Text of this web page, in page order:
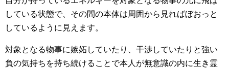
している状態で、その間の本体は周囲から見ればぼおっと
しているように見えます。
対象となる物事に嫉妬していたり、干渉していたりと強い
負の気持ちを持ち続けることで本人が無意識の内に生き霊